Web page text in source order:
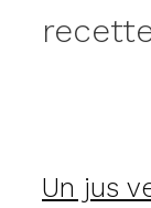
Un jus